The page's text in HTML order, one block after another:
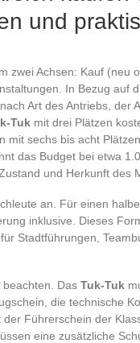
und
zwei Achsen: Kauf (neu
In Bezug auf
Art des Antriebs, der
Tuk mit drei Plätzen
mit sechs bis acht
das Budget bei etwa
und Herkunft des
an. Für einen
inklusive. Dieses
Stadtführungen,
Das Tuk-Tuk
die technische
Führerschein der
eine zusätzliche